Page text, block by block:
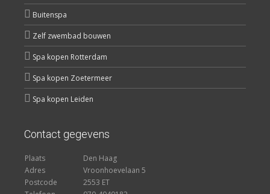
Buitenspa
Zelf zwembad bouwen
Spa kopen Rotterdam
Spa kopen Zoetermeer
Spa kopen Leiden
Contact gegevens
Plaats
Den Haag
Adres
Vroonhoevelaan 5
Postcode
2553 ET